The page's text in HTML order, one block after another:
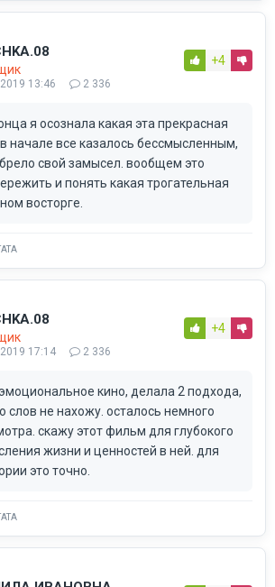
13:46 2 336
+4
я осознала какая эта прекрасная
начале все казалось бессмысленным,
свой замысел. вообщем это
и понять какая трогательная
восторге.
17:14 2 336
+4
кино, делала 2 подхода,
слов не нахожу. осталось немного
скажу этот фильм для глубокого
жизни и ценностей в ней. для
это точно.